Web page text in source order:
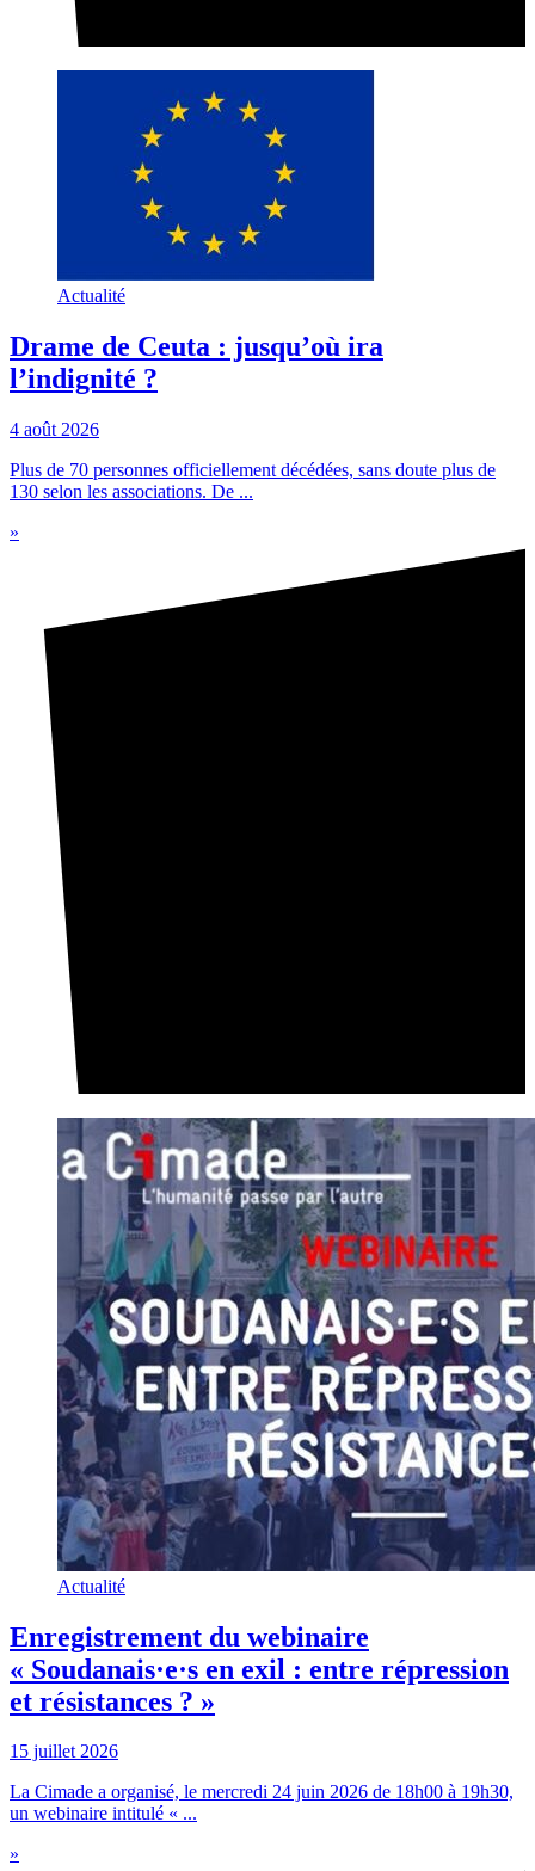
Actualité
Drame de Ceuta : jusqu’où ira
l’indignité ?
4 août 2026
Plus de 70 personnes officiellement décédées, sans doute plus de
130 selon les associations. De ...
»
Actualité
Enregistrement du webinaire
« Soudanais·e·s en exil : entre répression
et résistances ? »
15 juillet 2026
La Cimade a organisé, le mercredi 24 juin 2026 de 18h00 à 19h30,
un webinaire intitulé « ...
»